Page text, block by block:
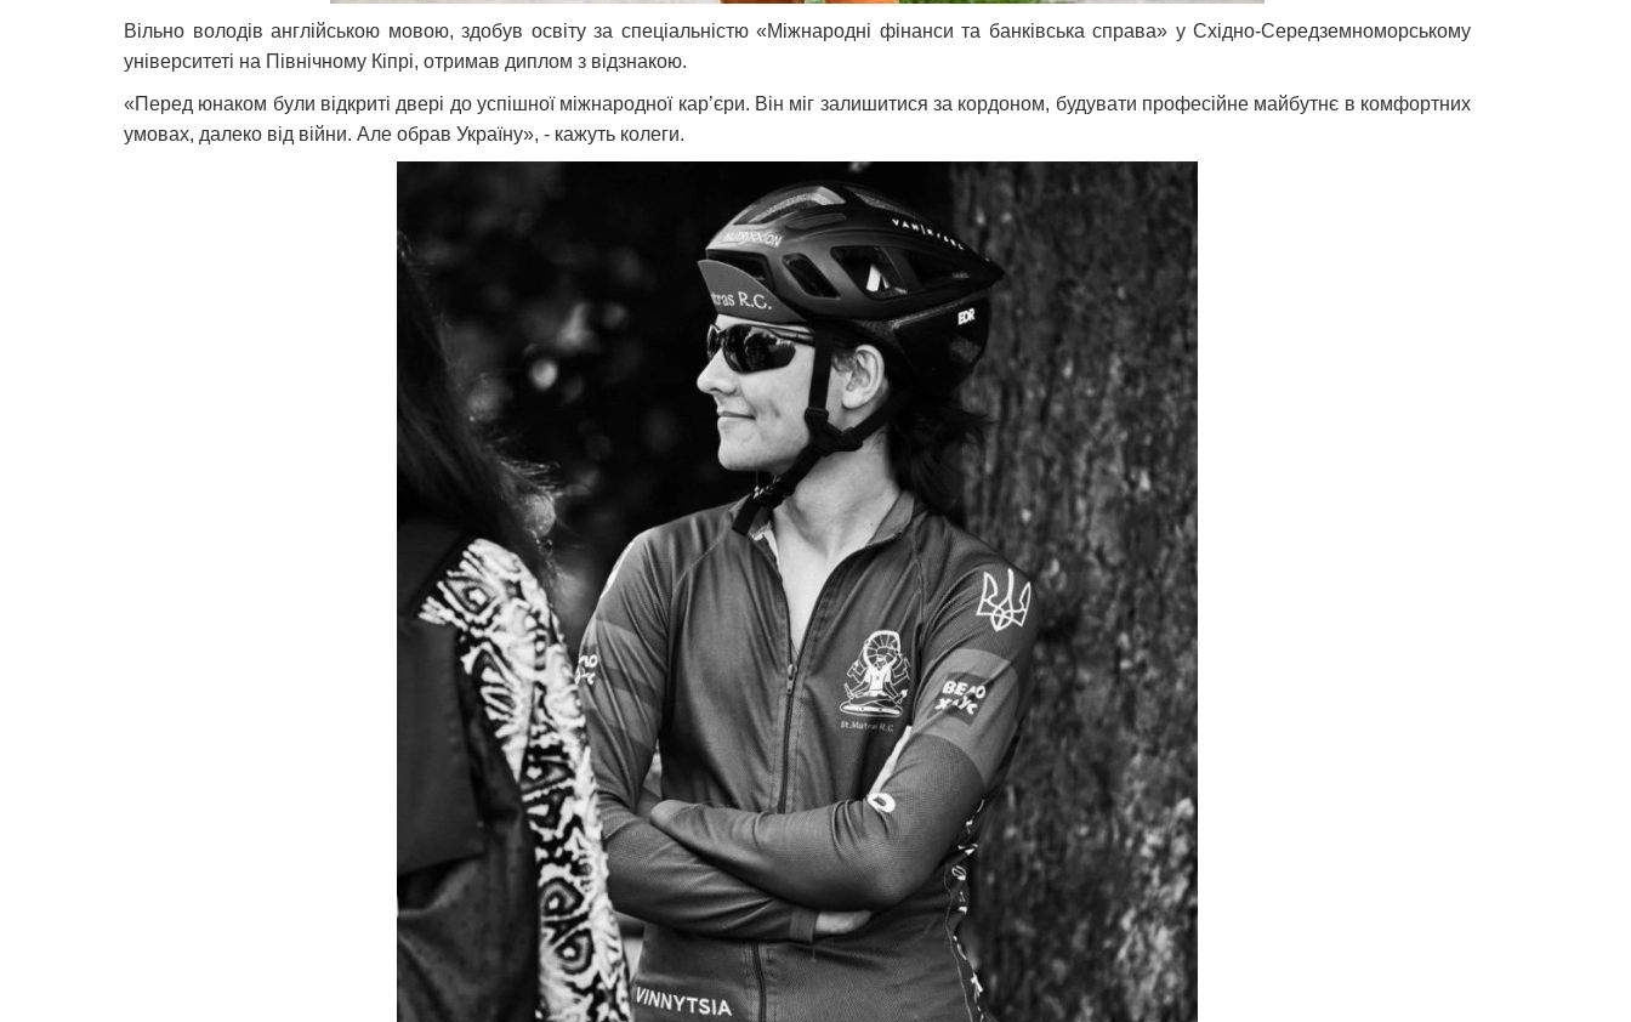
Вільно володів англійською мовою, здобув освіту за спеціальністю «Міжнародні фінанси та банківська справа» у Східно-Середземноморському
університеті на Північному Кіпрі, отримав диплом з відзнакою.
«Перед юнаком були відкриті двері до успішної міжнародної кар’єри. Він міг залишитися за кордоном, будувати професійне майбутнє в комфортних
умовах, далеко від війни. Але обрав Україну», - кажуть колеги.